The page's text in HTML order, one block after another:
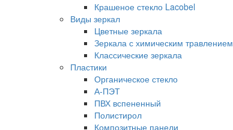
Крашеное стекло Lacobel
Виды зеркал
Цветные зеркала
Зеркала с химическим травлением
Классические зеркала
Пластики
Органическое стекло
А-ПЭТ
ПВХ вспененный
Полистирол
Композитные панели